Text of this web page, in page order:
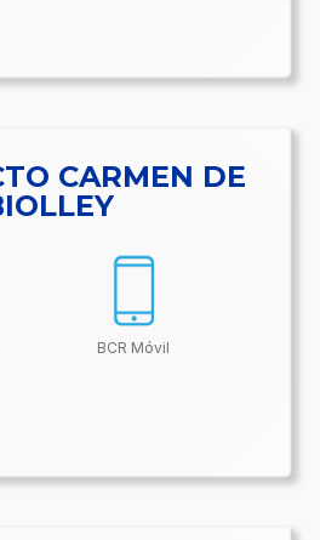
Acueductos
CARMEN DE
BCR Móvil